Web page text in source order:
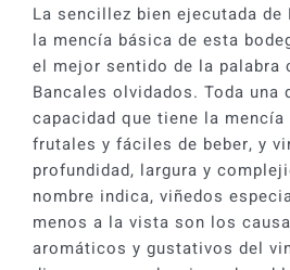
La sencillez bien ejecutada de
la mencía básica de esta
el mejor sentido de la palabra
Bancales olvidados. Toda una
capacidad que tiene la
frutales y fáciles de beber, y
profundidad, largura y
nombre indica, viñedos
menos a la vista son los
aromáticos y gustativos del